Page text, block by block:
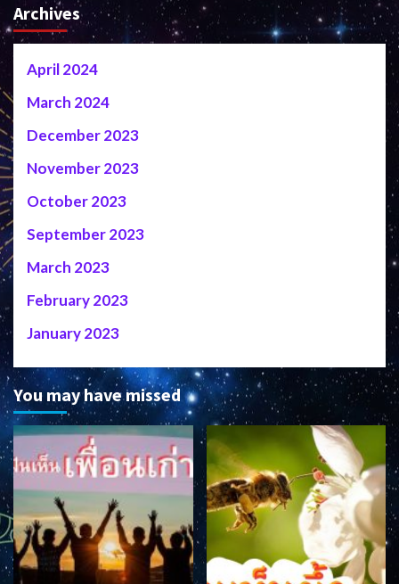
Archives
April 2024
March 2024
December 2023
November 2023
October 2023
September 2023
March 2023
February 2023
January 2023
You may have missed